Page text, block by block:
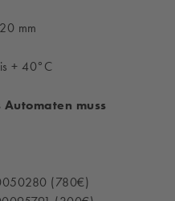
mm
+ 40°C
muss
(780€)